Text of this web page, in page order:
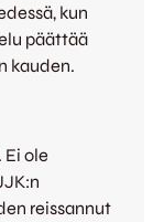
kun
päättää
kauden.
ole
reissannut